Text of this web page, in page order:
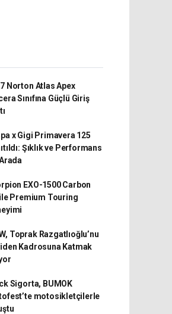
Norton Atlas Apex
Sınıfına Güçlü Giriş
x Gigi Primavera 125
Şıklık ve Performans
EXO-1500 Carbon
Premium Touring
Toprak Razgatlıoğlu’nu
Kadrosuna Katmak
Sigorta, BUMOK
motosikletçilerle